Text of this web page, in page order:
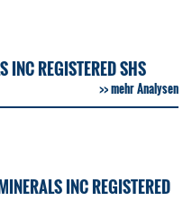
INC REGISTERED SHS
mehr Analysen
INC REGISTERED